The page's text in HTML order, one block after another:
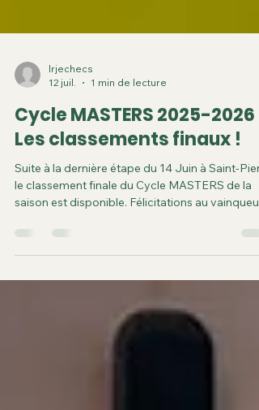
lrjechecs
12 juil.
1 min de lecture
Cycle MASTERS 2025-2026 :
Les classements finaux !
Suite à la dernière étape du 14 Juin à Saint-
saison est disponible. Félicitations au vainqueur
Guillaume LAMBERT HOAREAU et aux